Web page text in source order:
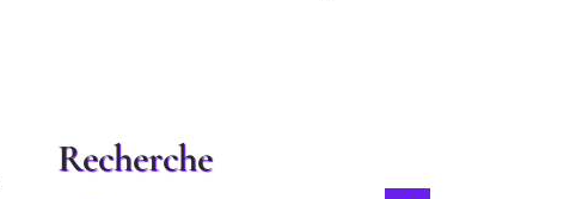
Recherche